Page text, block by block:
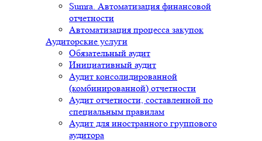
Sumra. Автоматизация финансовой
отчетности
Автоматизация процесса закупок
Аудиторские услуги
Обязательный аудит
Инициативный аудит
Аудит консолидированной
(комбинированной) отчетности
Аудит отчетности, составленной по
специальным правилам
Аудит для иностранного группового
аудитора